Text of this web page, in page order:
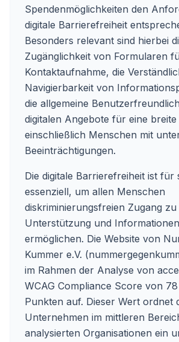
Spendenmöglichkeiten den
digitale Barrierefreiheit
Besonders relevant sind hierbei
Zugänglichkeit von Formularen
Kontaktaufnahme, die
Navigierbarkeit von
die allgemeine
digitalen Angebote für eine
einschließlich Menschen mit
Beeinträchtigungen.
Die digitale Barrierefreiheit ist für
essenziell, um allen Menschen
diskriminierungsfreien Zugang zu
Unterstützung und
ermöglichen. Die Website von
Kummer e.V.
im Rahmen der Analyse von
WCAG Compliance Score von
Punkten auf. Dieser Wert ordnet
Unternehmen im mittleren
analysierten Organisationen ein